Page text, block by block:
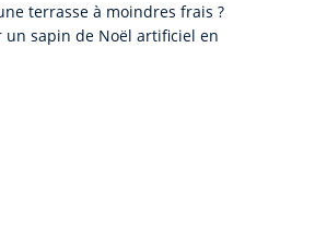
terrasse à moindres frais ?
un sapin de Noël artificiel en